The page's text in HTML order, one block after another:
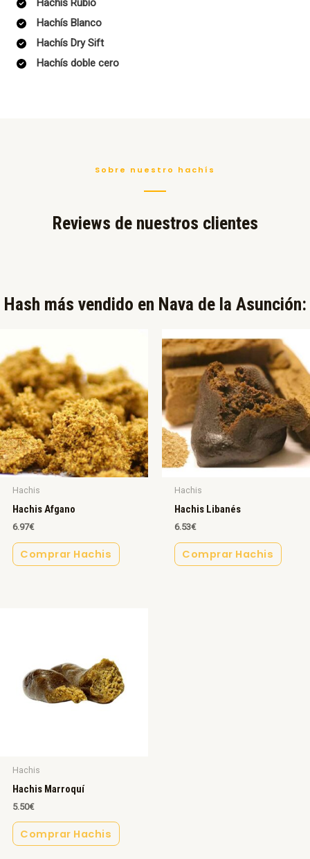
Hachís Rubio
Hachís Blanco
Hachís Dry Sift
Hachís doble cero
Sobre nuestro hachís
Reviews de nuestros clientes
Hash más vendido en Nava de la Asunción:​
Hachis
Hachis Afgano
6.97€
Comprar Hachis
Hachis
Hachis Libanés
6.53€
Comprar Hachis
Hachis
Hachis Marroquí
5.50€
Comprar Hachis